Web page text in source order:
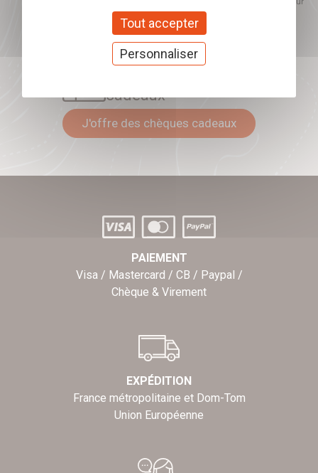
cadeaux
J'offre des chèques cadeaux
PAIEMENT
Visa / Mastercard / CB / Paypal /
Chèque & Virement
EXPÉDITION
France métropolitaine et Dom-Tom
Union Européenne
Tout accepter
Personnaliser